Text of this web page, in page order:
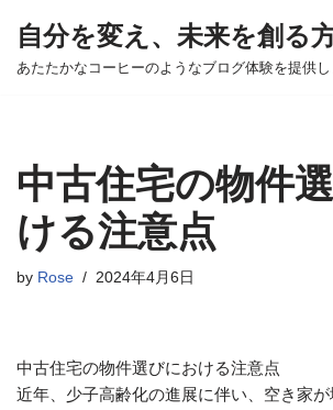
コ
へ
ス
キ
ッ
自分を変え、未来を創る
あたたかなコーヒーのようなブログ体験を提供し
中古住宅の物件
ける注意点
by Rose 2024年4月6日
中古住宅の物件選びにおける注意点
近年、少子高齢化の進展に伴い、空き家